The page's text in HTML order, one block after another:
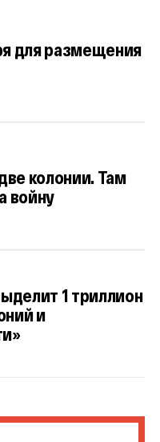
для размещения
колонии. Там
войну
1 триллион
и